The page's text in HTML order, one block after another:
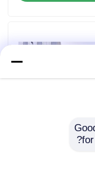
ثلاثي
for?